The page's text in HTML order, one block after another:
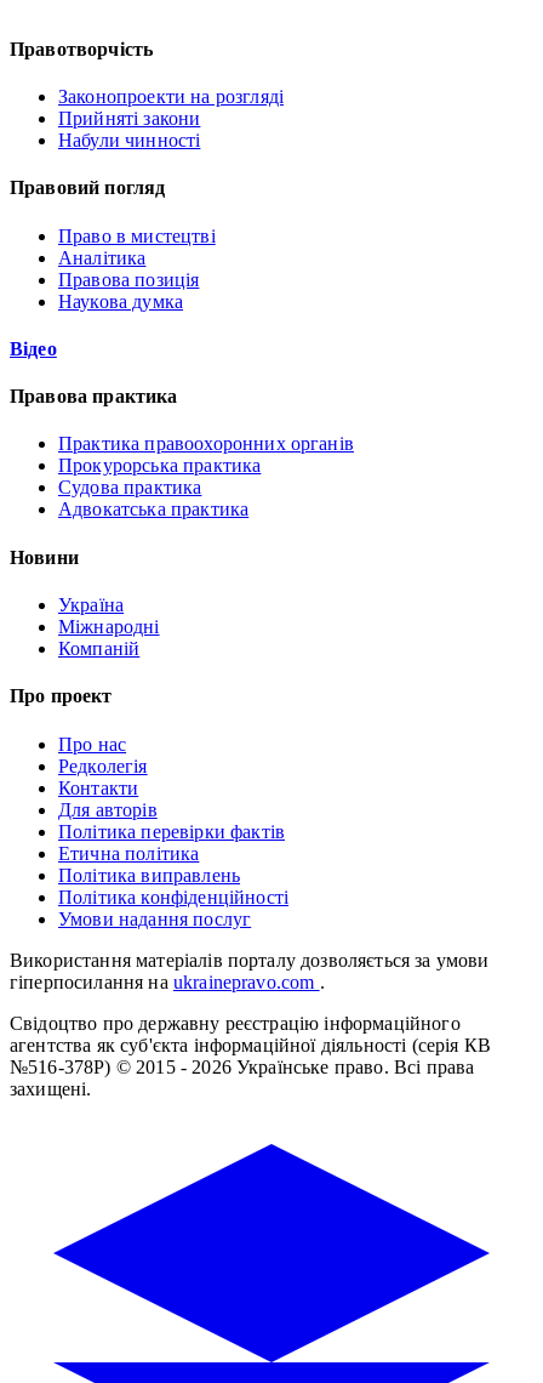
Правотворчість
Законопроекти на розгляді
Прийняті закони
Набули чинності
Правовий погляд
Право в мистецтві
Аналітика
Правова позиція
Наукова думка
Відео
Правова практика
Практика правоохоронних органів
Прокурорська практика
Судова практика
Адвокатська практика
Новини
Україна
Міжнародні
Компаній
Про проект
Про нас
Редколегія
Контакти
Для авторів
Політика перевірки фактів
Етична політика
Політика виправлень
Політика конфіденційності
Умови надання послуг
Використання матеріалів порталу дозволяється за умови
гіперпосилання на ukrainepravo.com .
Свідоцтво про державну реєстрацію інформаційного
агентства як суб'єкта інформаційної діяльності (серія КВ
№516-378Р) © 2015 - 2026 Українське право. Всі права
захищені.